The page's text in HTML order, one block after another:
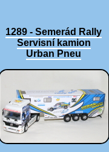
1289 - Semerád Rally
Servisní kamion
Urban Pneu